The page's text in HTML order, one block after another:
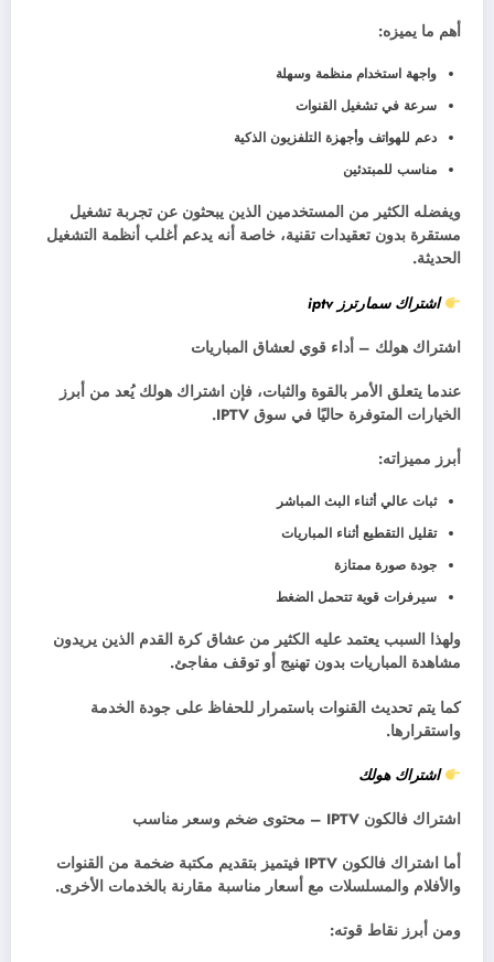
أهم ما يميزه:
واجهة استخدام منظمة وسهلة
سرعة في تشغيل القنوات
دعم للهواتف وأجهزة التلفزيون الذكية
مناسب للمبتدئين
ويفضله الكثير من المستخدمين الذين يبحثون عن تجربة تشغيل
مستقرة بدون تعقيدات تقنية، خاصة أنه يدعم أغلب أنظمة التشغيل
الحديثة.
اشتراك سمارترز iptv
اشتراك هولك – أداء قوي لعشاق المباريات
عندما يتعلق الأمر بالقوة والثبات، فإن اشتراك هولك يُعد من أبرز
الخيارات المتوفرة حاليًا في سوق IPTV.
أبرز مميزاته:
ثبات عالي أثناء البث المباشر
تقليل التقطيع أثناء المباريات
جودة صورة ممتازة
سيرفرات قوية تتحمل الضغط
ولهذا السبب يعتمد عليه الكثير من عشاق كرة القدم الذين يريدون
مشاهدة المباريات بدون تهنيج أو توقف مفاجئ.
كما يتم تحديث القنوات باستمرار للحفاظ على جودة الخدمة
واستقرارها.
اشتراك هولك
اشتراك فالكون IPTV – محتوى ضخم وسعر مناسب
أما اشتراك فالكون IPTV
فيتميز بتقديم مكتبة ضخمة من القنوات
والأفلام والمسلسلات مع أسعار مناسبة مقارنة بالخدمات الأخرى.
ومن أبرز نقاط قوته: